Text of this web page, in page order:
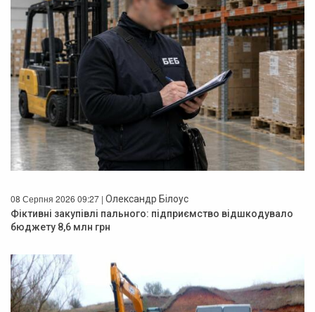
08 Серпня 2026 09:27 | Олександр Білоус
Фіктивні закупівлі пального: підприємство відшкодувало
бюджету 8,6 млн грн